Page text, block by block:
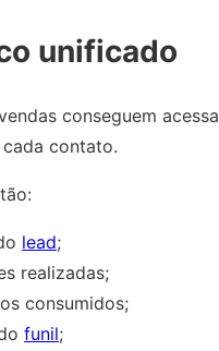
unificado
conseguem
contato.
lead;
realizadas;
consumidos;
funil;